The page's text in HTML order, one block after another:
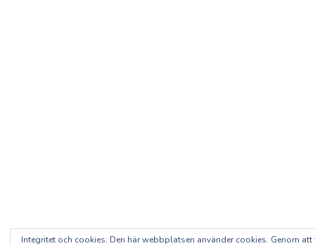
Integritet och cookies: Den här webbplatsen använder cookies. Genom